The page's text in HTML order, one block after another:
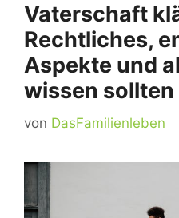
Vaterschaft
Rechtliches,
Aspekte und
wissen sollten
von DasFamilienleben